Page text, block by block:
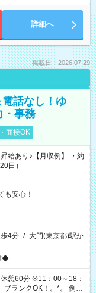
詳細へ
掲載日：2026.07.29
電話なし！ゆ
・事務
面接OK
給あり♪【月収例】 ・約
日）
安心！
4分 / 大門(東京都)駅か
憩60分 ※11：00～18：